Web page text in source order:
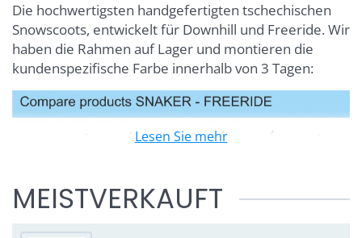
Die hochwertigsten handgefertigten tschechischen
Snowscoots, entwickelt für Downhill und Freeride. Wir
haben die Rahmen auf Lager und montieren die
kundenspezifische Farbe innerhalb von 3 Tagen:
Lesen Sie mehr
MEISTVERKAUFT